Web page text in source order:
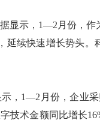
示，1—2月份，作
延续快速增长势头
1—2月份，企业采
技术金额同比增长